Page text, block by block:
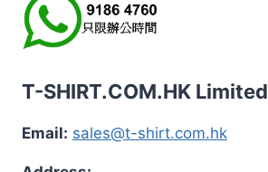
T-SHIRT.COM.HK Limited
Email: sales@t-shirt.com.hk